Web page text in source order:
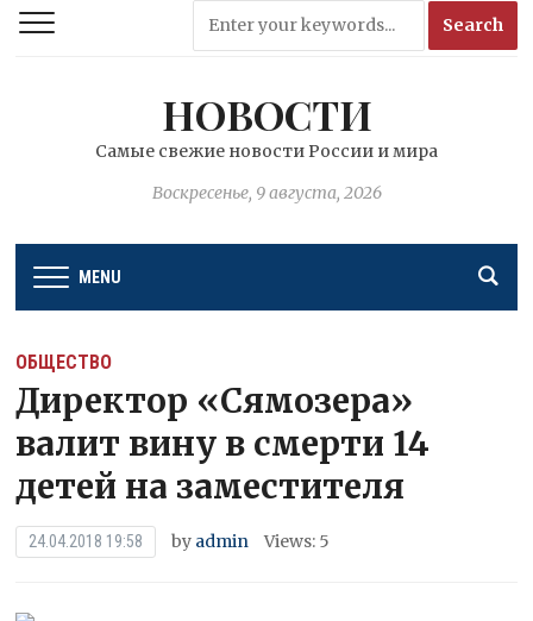
НОВОСТИ
Самые свежие новости России и мира
Воскресенье, 9 августа, 2026
MENU
ОБЩЕСТВО
Директор «Сямозера»
валит вину в смерти 14
детей на заместителя
24.04.2018 19:58 by admin Views: 5